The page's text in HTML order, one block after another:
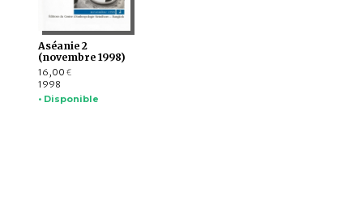
Aséanie 2
(novembre 1998)
16,00 €
1998
• Disponible